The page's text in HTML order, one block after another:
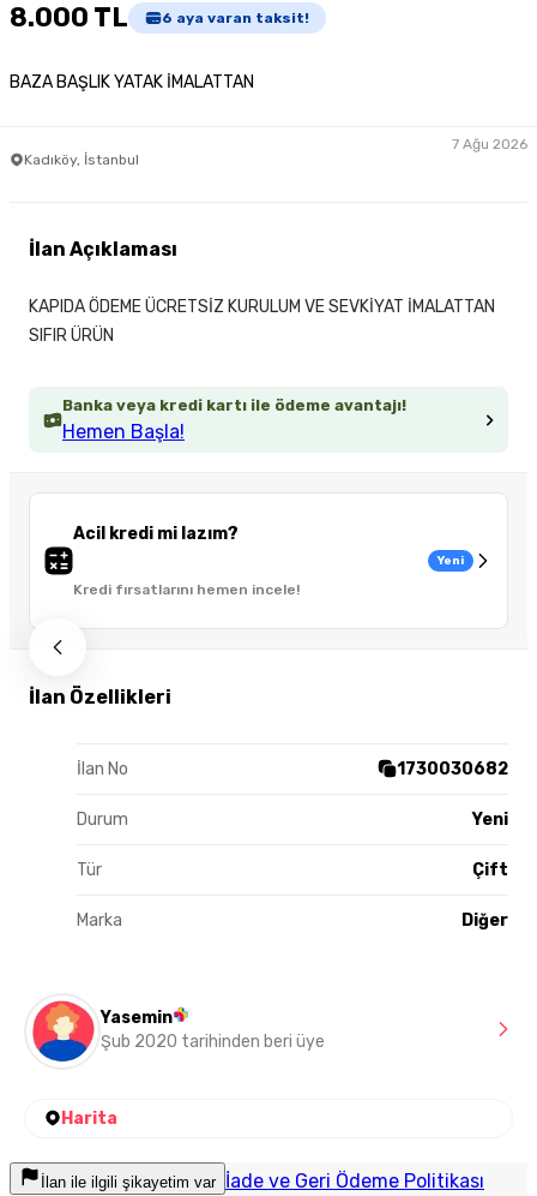
8.000 TL 6 aya varan taksit!
BAZA BAŞLIK YATAK İMALATTAN
Kadıköy, İstanbul
7 Ağu 2026
Banka veya kredi kartı ile ödeme avantajı!
Hemen Başla!
Acil kredi mi lazım?
Kredi fırsatlarını hemen incele!
Yeni
İlan Özellikleri
İlan No 1730030682
Durum Yeni
Tür Çift
Marka Diğer
İlan Açıklaması
KAPIDA ÖDEME ÜCRETSİZ KURULUM VE SEVKİYAT İMALATTAN
SIFIR ÜRÜN
Yasemin
Şub 2020 tarihinden beri üye
Harita
İlan ile ilgili şikayetim var İade ve Geri Ödeme Politikası